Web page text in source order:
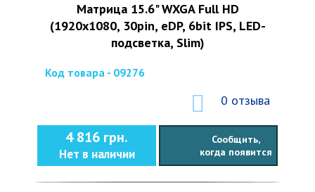
Матрица 15.6" WXGA Full HD
(1920x1080, 30pin, eDP, 6bit IPS, LED-
подсветка, Slim)
Код товара - 09276
0 отзыва
4 816 грн.
Нет в наличии
Сообщить,
когда появится